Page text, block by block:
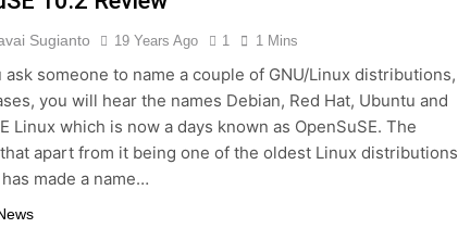
Sugianto 19 Years Ago 1 1 Mins
ask someone to name a couple of GNU/Linux distributions,
you will hear the names Debian, Red Hat, Ubuntu and
Linux which is now a days known as OpenSuSE. The
apart from it being one of the oldest Linux distributions
made a name…